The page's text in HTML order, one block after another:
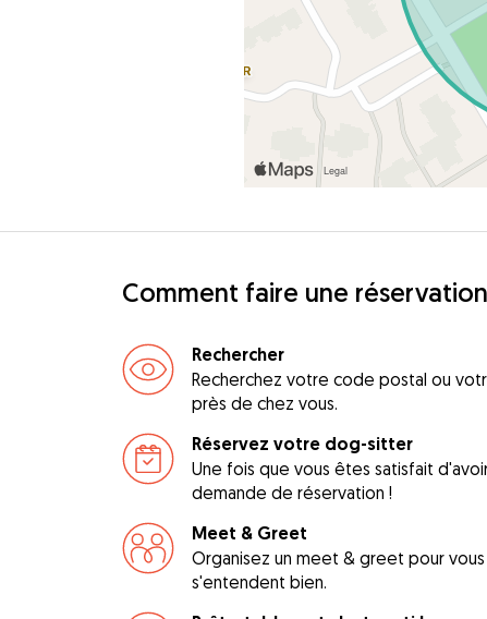
Comment faire une réservation
Rechercher
Recherchez votre code postal ou
près de chez vous.
Réservez votre dog-sitter
Une fois que vous êtes satisfait
demande de réservation !
Meet & Greet
Organisez un meet & greet pour
s'entendent bien.